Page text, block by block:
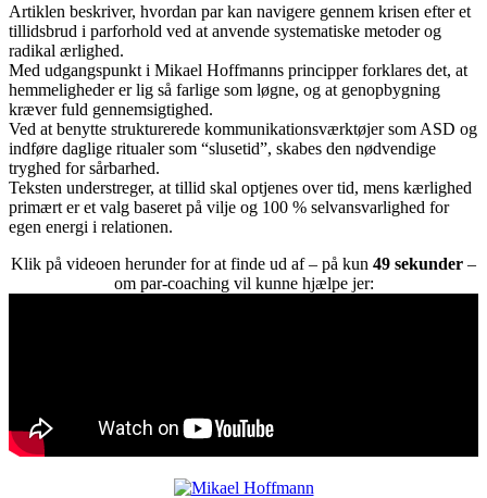
Artiklen beskriver, hvordan par kan navigere gennem krisen efter et
tillidsbrud i parforhold ved at anvende systematiske metoder og
radikal ærlighed.
Med udgangspunkt i Mikael Hoffmanns principper forklares det, at
hemmeligheder er lig så farlige som løgne, og at genopbygning
kræver fuld gennemsigtighed.
Ved at benytte strukturerede kommunikationsværktøjer som ASD og
indføre daglige ritualer som “slusetid”, skabes den nødvendige
tryghed for sårbarhed.
Teksten understreger, at tillid skal optjenes over tid, mens kærlighed
primært er et valg baseret på vilje og 100 % selvansvarlighed for
egen energi i relationen.
Klik på videoen herunder for at finde ud af – på kun 49 sekunder –
om par-coaching vil kunne hjælpe jer: